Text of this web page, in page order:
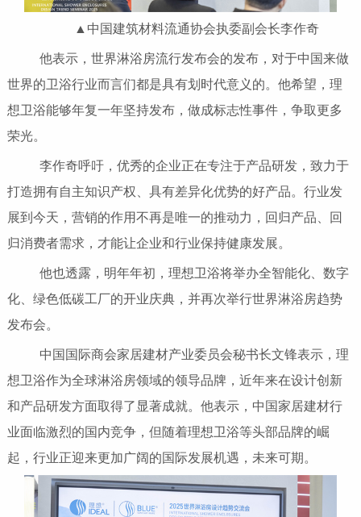
▲中国建筑材料流通协会执委副会长李作奇
他表示，世界淋浴房流行发布会的发布，对于中国来做
世界的卫浴行业而言们都是具有划时代意义的。他希望，理
想卫浴能够年复一年坚持发布，做成标志性事件，争取更多
荣光。
李作奇呼吁，优秀的企业正在专注于产品研发，致力于
打造拥有自主知识产权、具有差异化优势的好产品。行业发
展到今天，营销的作用不再是唯一的推动力，回归产品、回
归消费者需求，才能让企业和行业保持健康发展。
他也透露，明年年初，理想卫浴将举办全智能化、数字
化、绿色低碳工厂的开业庆典，并再次举行世界淋浴房趋势
发布会。
中国国际商会家居建材产业委员会秘书长文锋表示，理
想卫浴作为全球淋浴房领域的领导品牌，近年来在设计创新
和产品研发方面取得了显著成就。他表示，中国家居建材行
业面临激烈的国内竞争，但随着理想卫浴等头部品牌的崛
起，行业正迎来更加广阔的国际发展机遇，未来可期。